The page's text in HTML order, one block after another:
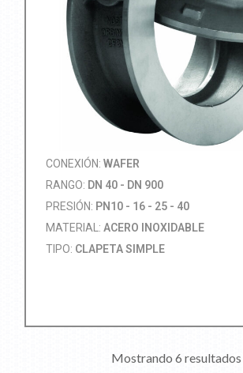
CONEXIÓN: WAFER
RANGO: DN 40 - DN 900
PRESIÓN: PN10 - 16 - 25 - 40
MATERIAL: ACERO INOXIDABLE
TIPO: CLAPETA SIMPLE
Mostrando 6 resultados